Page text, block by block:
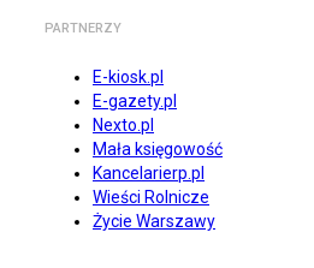
PARTNERZY
E-kiosk.pl
E-gazety.pl
Nexto.pl
Mała księgowość
Kancelarierp.pl
Wieści Rolnicze
Życie Warszawy